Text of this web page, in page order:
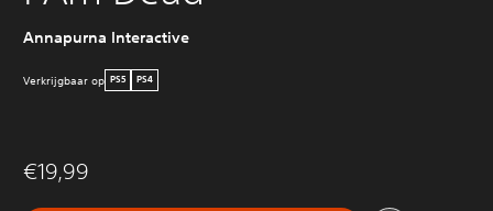
Annapurna Interactive
Verkrijgbaar op PS5 PS4
€19,99